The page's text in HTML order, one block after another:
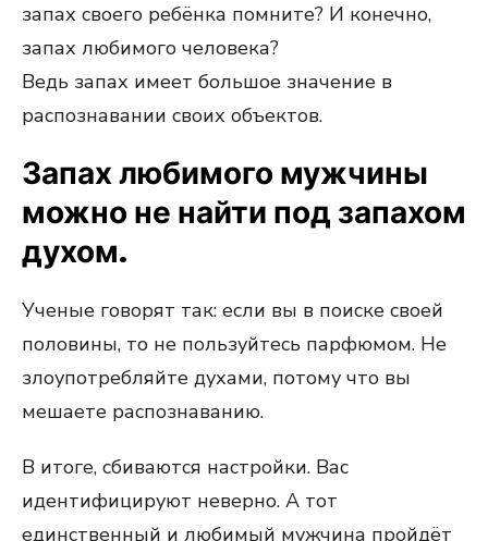
запах своего ребёнка помните? И конечно,
запах любимого человека?
Ведь запах имеет большое значение в
распознавании своих объектов.
Запах любимого мужчины
можно не найти под запахом
духом.
Ученые говорят так: если вы в поиске своей
половины, то не пользуйтесь парфюмом. Не
злоупотребляйте духами, потому что вы
мешаете распознаванию.
В итоге, сбиваются настройки. Вас
идентифицируют неверно. А тот
единственный и любимый мужчина пройдёт